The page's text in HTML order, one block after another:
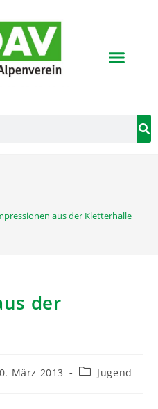
aus der Kletterhalle
der
März 2013 Jugend